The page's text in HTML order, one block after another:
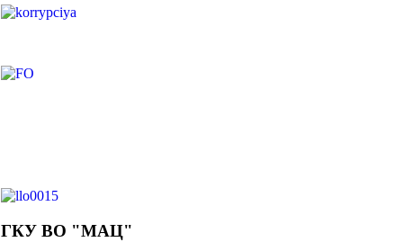
ГКУ ВО "МАЦ"